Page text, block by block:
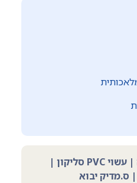
אמבו מפוח הנשמה | עשוי PVC סליקון |
ס.מדיק יבוא